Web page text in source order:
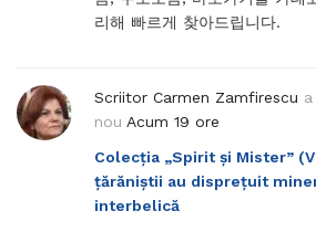
리해 빠르게 찾아드립니다.
Scriitor Carmen Zamfirescu
nou Acum 19 ore
Colecția „Spirit și Mister”
țărăniștii au disprețuit
interbelică